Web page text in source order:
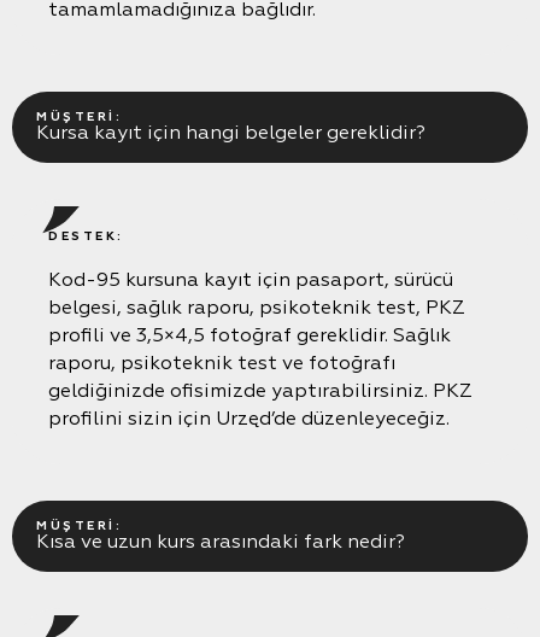
tamamlamadığınıza bağlıdır.
MÜŞTERI:
Kursa kayıt için hangi belgeler gereklidir?
DESTEK:
Kod-95 kursuna kayıt için pasaport, sürücü
belgesi, sağlık raporu, psikoteknik test, PKZ
profili ve 3,5×4,5 fotoğraf gereklidir. Sağlık
raporu, psikoteknik test ve fotoğrafı
geldiğinizde ofisimizde yaptırabilirsiniz. PKZ
profilini sizin için Urzęd’de düzenleyeceğiz.
MÜŞTERI:
Kısa ve uzun kurs arasındaki fark nedir?